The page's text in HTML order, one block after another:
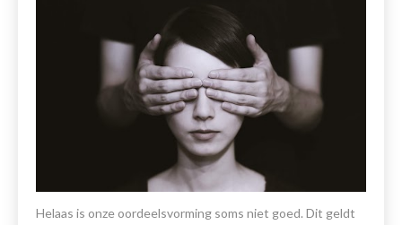
Helaas is onze oordeelsvorming soms niet goed. Dit geldt